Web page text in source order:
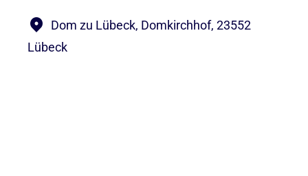
Dom zu Lübeck, Domkirchhof, 23552
Lübeck